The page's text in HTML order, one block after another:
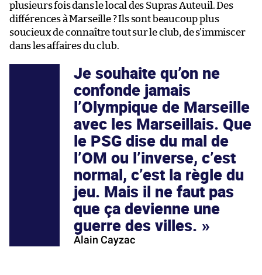
plusieurs fois dans le local des Supras Auteuil. Des
différences à Marseille ? Ils sont beaucoup plus
soucieux de connaître tout sur le club, de s’immiscer
dans les affaires du club.
Je souhaite qu’on ne
confonde jamais
l’Olympique de Marseille
avec les Marseillais. Que
le PSG dise du mal de
l’OM ou l’inverse, c’est
normal, c’est la règle du
jeu. Mais il ne faut pas
que ça devienne une
guerre des villes.
Alain Cayzac